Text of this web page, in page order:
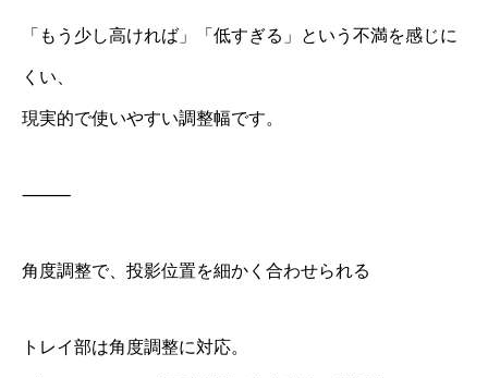
「もう少し高ければ」「低すぎる」という不満を感じに
くい、
現実的で使いやすい調整幅です。
⸻
角度調整で、投影位置を細かく合わせられる
トレイ部は角度調整に対応。